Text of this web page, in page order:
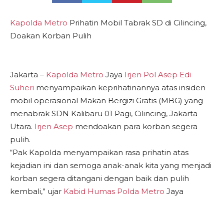
Kapolda Metro Prihatin Mobil Tabrak SD di Cilincing,
Doakan Korban Pulih
Jakarta – Kapolda Metro Jaya Irjen Pol Asep Edi
Suheri menyampaikan keprihatinannya atas insiden
mobil operasional Makan Bergizi Gratis (MBG) yang
menabrak SDN Kalibaru 01 Pagi, Cilincing, Jakarta
Utara. Irjen Asep mendoakan para korban segera
pulih.
“Pak Kapolda menyampaikan rasa prihatin atas
kejadian ini dan semoga anak-anak kita yang menjadi
korban segera ditangani dengan baik dan pulih
kembali,” ujar Kabid Humas Polda Metro Jaya